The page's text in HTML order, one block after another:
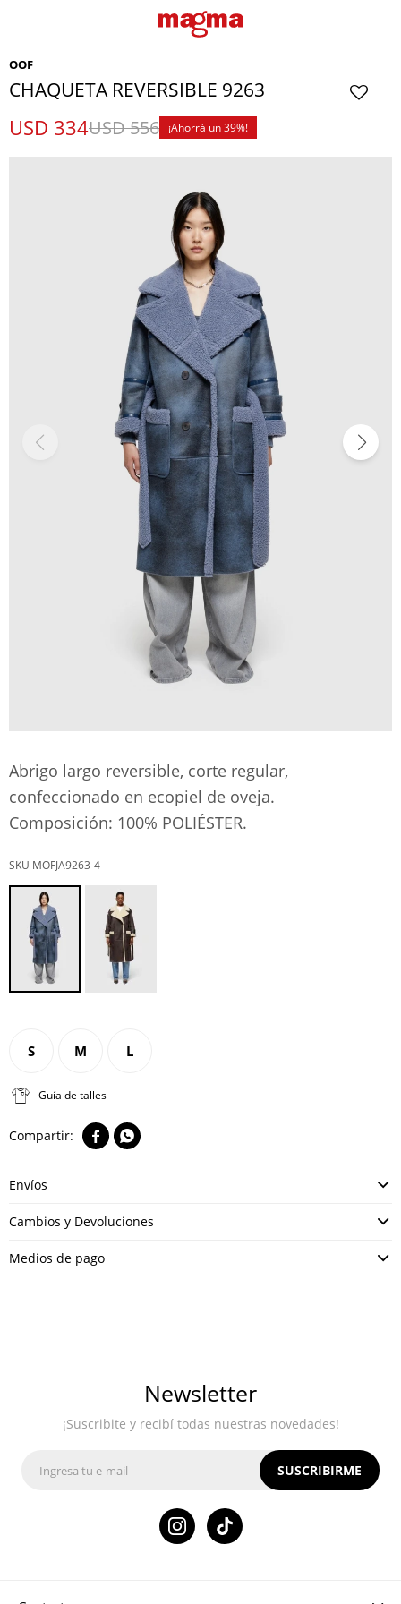
OOF
CHAQUETA REVERSIBLE 9263
USD 334USD556 39
Abrigo largo reversible, corte regular,
confeccionado en ecopiel de oveja.
Composición: 100% POLIÉSTER.
MOFJA9263-4
S M L
Guía de talles
 
Envíos
Cambios y Devoluciones
Medios de pago
Newsletter
¡Suscribite y recibí todas nuestras novedades!
SUSCRIBIRME
